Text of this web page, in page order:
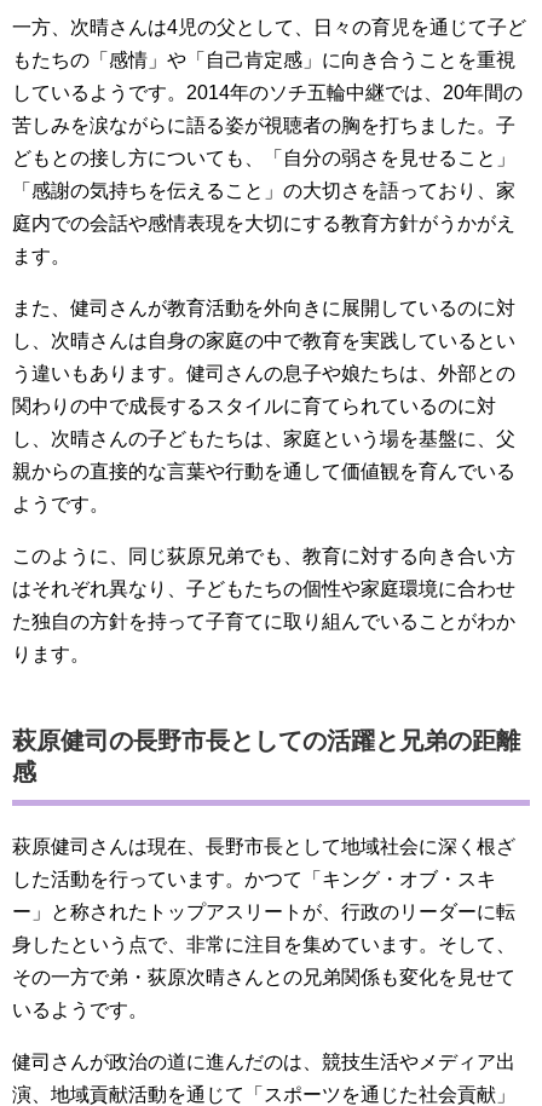
一方、次晴さんは4児の父として、日々の育児を通じて子ど
もたちの「感情」や「自己肯定感」に向き合うことを重視
しているようです。2014年のソチ五輪中継では、20年間の
苦しみを涙ながらに語る姿が視聴者の胸を打ちました。子
どもとの接し方についても、「自分の弱さを見せること」
「感謝の気持ちを伝えること」の大切さを語っており、家
庭内での会話や感情表現を大切にする教育方針がうかがえ
ます。
また、健司さんが教育活動を外向きに展開しているのに対
し、次晴さんは自身の家庭の中で教育を実践しているとい
う違いもあります。健司さんの息子や娘たちは、外部との
関わりの中で成長するスタイルに育てられているのに対
し、次晴さんの子どもたちは、家庭という場を基盤に、父
親からの直接的な言葉や行動を通して価値観を育んでいる
ようです。
このように、同じ荻原兄弟でも、教育に対する向き合い方
はそれぞれ異なり、子どもたちの個性や家庭環境に合わせ
た独自の方針を持って子育てに取り組んでいることがわか
ります。
萩原健司の長野市長としての活躍と兄弟の距離
感
萩原健司さんは現在、長野市長として地域社会に深く根ざ
した活動を行っています。かつて「キング・オブ・スキ
ー」と称されたトップアスリートが、行政のリーダーに転
身したという点で、非常に注目を集めています。そして、
その一方で弟・荻原次晴さんとの兄弟関係も変化を見せて
いるようです。
健司さんが政治の道に進んだのは、競技生活やメディア出
演、地域貢献活動を通じて「スポーツを通じた社会貢献」